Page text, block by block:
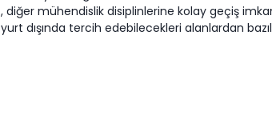
mühendislik disiplinlerine kolay geçiş
dışında tercih edebilecekleri alanlardan